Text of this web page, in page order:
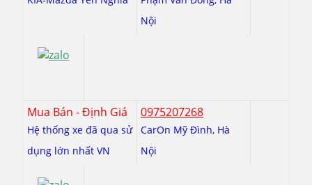
Nội
Mua Bán - Định Giá
Hệ thống xe đã qua sử
dụng lớn nhất VN
0975207268
CarOn Mỹ Đình, Hà
Nội